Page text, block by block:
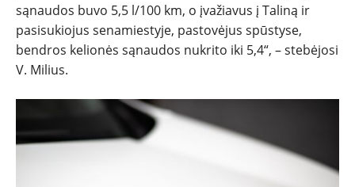
sąnaudos buvo 5,5 l/100 km, o įvažiavus į Taliną ir
pasisukiojus senamiestyje, pastovėjus spūstyse,
bendros kelionės sąnaudos nukrito iki 5,4“, – stebėjosi
V. Milius.